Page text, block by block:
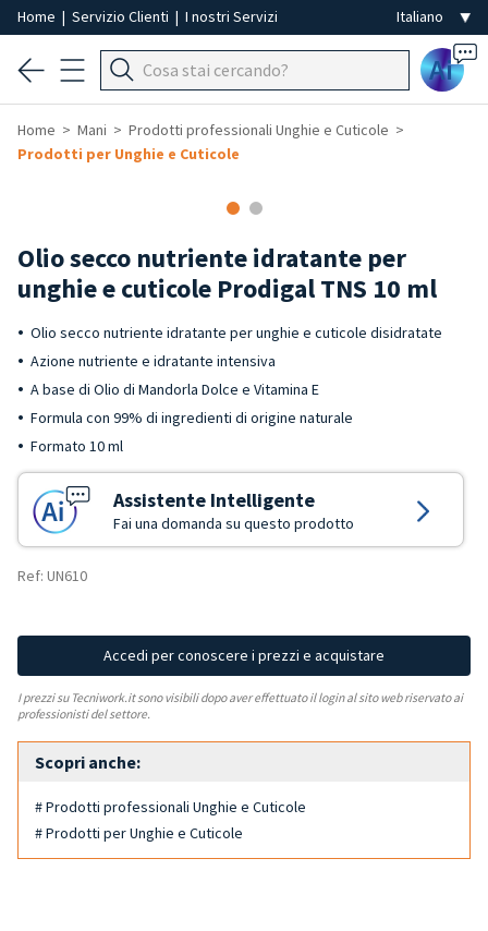
Home | Servizio Clienti | I nostri Servizi
Ai
Home Mani
Prodotti professionali Unghie e Cuticole
Prodotti per Unghie e Cuticole
Olio secco nutriente idratante per
unghie e cuticole Prodigal TNS 10 ml
Olio secco nutriente idratante per unghie e cuticole disidratate
Azione nutriente e idratante intensiva
A base di Olio di Mandorla Dolce e Vitamina E
Formula con 99% di ingredienti di origine naturale
Formato 10 ml
Assistente Intelligente
Fai una domanda su questo prodotto
Ref: UN610
Accedi per conoscere i prezzi e acquistare
I prezzi su Tecniwork.it sono visibili dopo aver effettuato il login al sito web riservato ai
professionisti del settore.
Scopri anche:
# Prodotti professionali Unghie e Cuticole
# Prodotti per Unghie e Cuticole